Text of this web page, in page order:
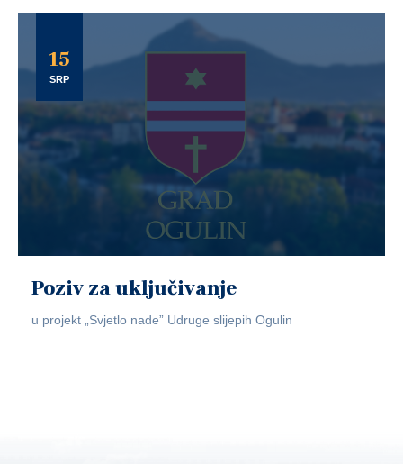
15
SRP
Poziv za uključivanje
u projekt „Svjetlo nade” Udruge slijepih Ogulin